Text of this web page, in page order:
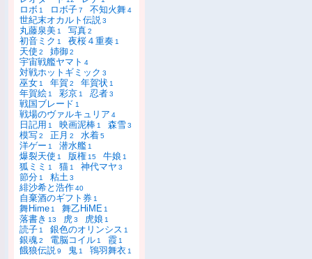
ロボ 1 ロボ子7 不知火舞4
世紀末オカルト伝説3
丸藤泉美 1 写真2
初音ミク 1 夜桜４重奏 1
天使 2 姉御2
宇宙戦艦ヤマト 4
対戦ホットギミック 3
巫女 1 年賀2 年賀状 1
年賀絵 1 彩京 1 忍者3
戦国ブレード 1
戦場のヴァルキュリア 4
日記用 1 映画泥棒 1 森雪3
模写2 正月 2 水着5
洋ゲー 1 潜水艦 1
爆裂天使 1 版権 15 牛娘 1
狐ミミ 1 猫 1 神代マヤ 3
節分 1 粘土3
緋沙希と浩作40
自棄酒のギフト券 1
舞Hime 1 舞乙HiME 1
落書き 13 虎3 虎娘 1
読子 1 銀色のオリンシス 1
銀魂2 電脳コイル 1 霞 1
餓狼伝説9 鬼 1 鴇羽舞衣 1